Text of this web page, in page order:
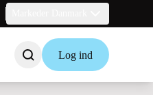
Log ind